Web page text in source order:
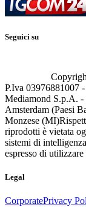
Seguici su
P.Iva 03976881007
Mediamond S.p.A. -
Amsterdam (Paesi
Monzese (MI)
riprodotti è vietata
sistemi di
espresso di
Legal
CorporatePrivacy